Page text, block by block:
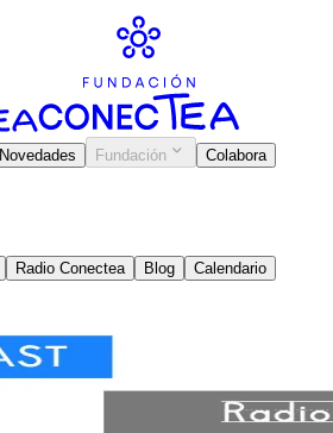
Novedades Fundación
Colabora
Radio Conectea Blog
Calendario